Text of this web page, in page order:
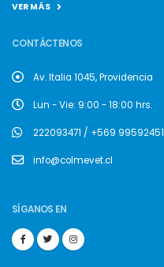
VER MÁS
CONTÁCTENOS
Av. Italia 1045, Providencia
Lun - Vie: 9:00 - 18:00 hrs.
222093471 / +569 99592451
info@colmevet.cl
SÍGANOS EN